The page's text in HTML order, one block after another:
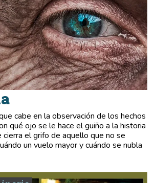
cabe en la observación de los hechos
qué ojo se le hace el guiño a la historia
el grifo de aquello que no se
un vuelo mayor y cuándo se nubla